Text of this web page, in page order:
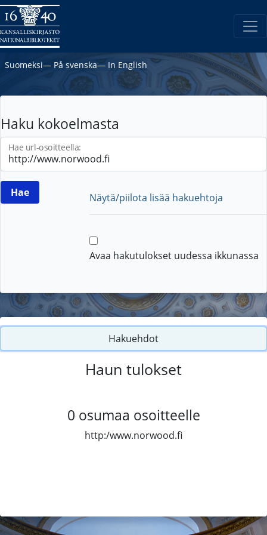
Suomeksi― På svenska― In English
Haku kokoelmasta
Hae url-osoitteella:
Näytä/piilota lisää hakuehtoja
Avaa hakutulokset uudessa ikkunassa
Hakuehdot
Haun tulokset
0 osumaa osoitteelle
http:/www.norwood.fi